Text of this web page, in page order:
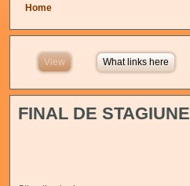
You are here
Home
View (active tab)What links here
FINAL DE STAGIUNE